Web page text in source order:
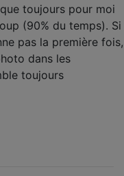
toujours pour moi
(90% du temps). Si
pas la première fois,
dans les
toujours